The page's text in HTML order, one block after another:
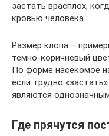
застать врасплох,
кровью человека.
Размер клопа –
темно-коричневый
По форме насекомое
если трудно
являются
Где прячутся